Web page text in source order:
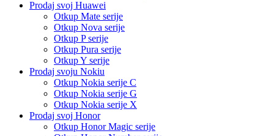
Prodaj svoj Huawei
Otkup Mate serije
Otkup Nova serije
Otkup P serije
Otkup Pura serije
Otkup Y serije
Prodaj svoju Nokiu
Otkup Nokia serije C
Otkup Nokia serije G
Otkup Nokia serije X
Prodaj svoj Honor
Otkup Honor Magic serije